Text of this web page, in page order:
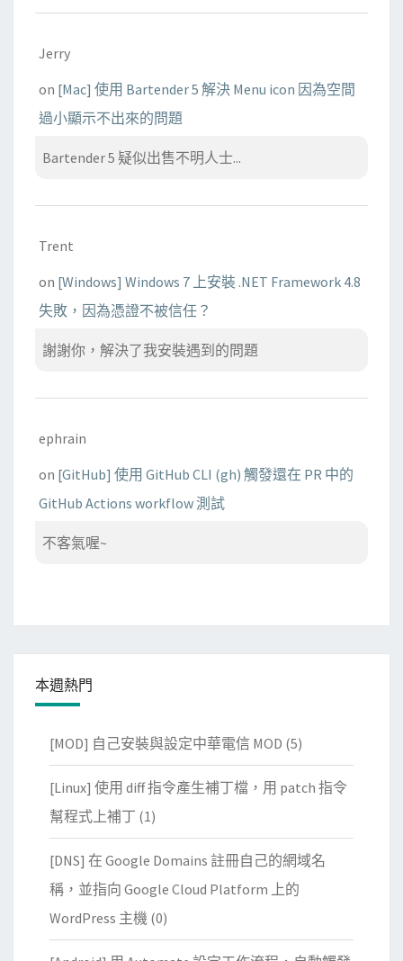
Jerry
on [Mac] 使用 Bartender 5 解決 Menu icon 因為空間
過小顯示不出來的問題
Bartender 5 疑似出售不明人士...
Trent
on [Windows] Windows 7 上安裝 .NET Framework 4.8
失敗，因為憑證不被信任？
謝謝你，解決了我安裝遇到的問題
ephrain
on [GitHub] 使用 GitHub CLI (gh) 觸發還在 PR 中的
GitHub Actions workflow 測試
不客氣喔~
本週熱門
[MOD] 自己安裝與設定中華電信 MOD (5)
[Linux] 使用 diff 指令產生補丁檔，用 patch 指令
幫程式上補丁 (1)
[DNS] 在 Google Domains 註冊自己的網域名
稱，並指向 Google Cloud Platform 上的
WordPress 主機 (0)